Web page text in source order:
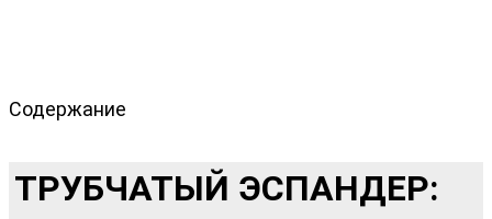
Содержание
ТРУБЧАТЫЙ ЭСПАНДЕР: